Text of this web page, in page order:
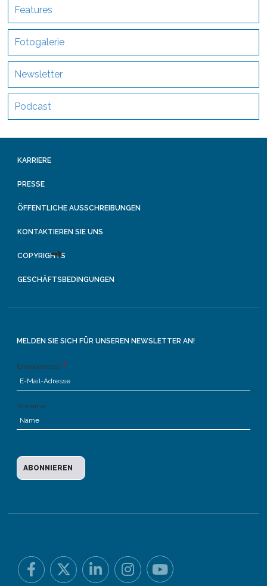
Features
Fotogalerie
Newsletter
Podcast
KARRIERE
PRESSE
ÖFFENTLICHE AUSSCHREIBUNGEN
KONTAKTIEREN SIE UNS
COPYRIGHTS
GESCHÄFTSBEDINGUNGEN
MELDEN SIE SICH FÜR UNSEREN NEWSLETTER AN!
Emailadresse
Vorname